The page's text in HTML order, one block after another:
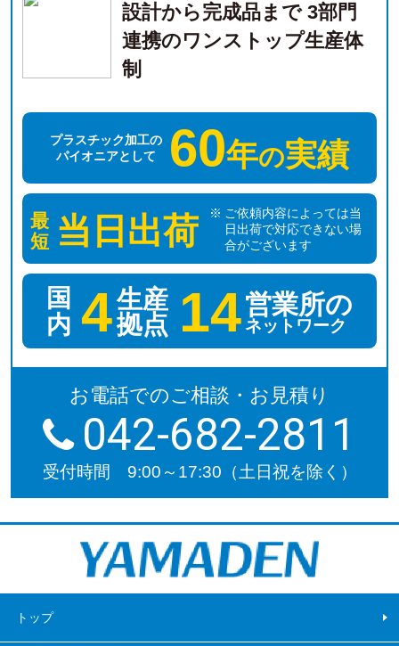
設計から完成品まで 3部門
連携のワンストップ生産体
制
プラスチック加工の
パイオニアとして
60年の実績
最
短 当日出荷
ご依頼内容によっては当
日出荷で対応できない場
合がございます
国
内 4生産
拠点 14営業所の
ネットワーク
お電話でのご相談・お見積り
042-682-2811
受付時間 9:00～17:30（土日祝を除く）
トップ